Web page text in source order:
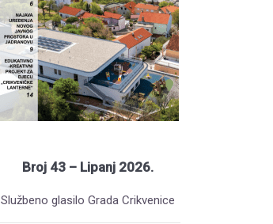
Broj 43 – Lipanj 2026.
Službeno glasilo Grada Crikvenice